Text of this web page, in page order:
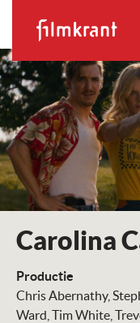
Carolina
Productie
Chris Abernathy
Ward Tim White